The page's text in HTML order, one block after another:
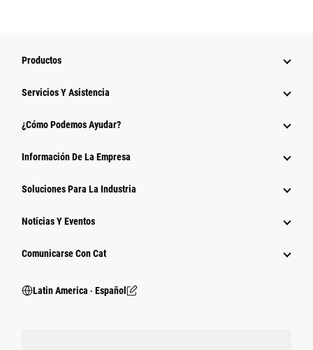
Productos
Servicios Y Asistencia
¿Cómo Podemos Ayudar?
Información De La Empresa
Soluciones Para La Industria
Noticias Y Eventos
Comunicarse Con Cat
Latin America ‧ Español